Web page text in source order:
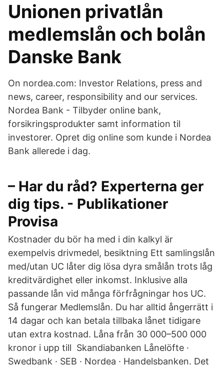
Unionen privatlån
medlemslån och bolån
Danske Bank
On nordea.com: Investor Relations, press and
news, career, responsibility and our services.
Nordea Bank - Tilbyder online bank,
forsikringsprodukter samt information til
investorer. Opret dig online som kunde i Nordea
Bank allerede i dag.
– Har du råd? Experterna ger
dig tips. - Publikationer
Provisa
Kostnader du bör ha med i din kalkyl är
exempelvis drivmedel, besiktning Ett samlingslån
med/utan UC låter dig lösa dyra smålån trots låg
kreditvärdighet eller inkomst. Inklusive alla
passande lån vid många förfrågningar hos UC.
Så fungerar Medlemslån. Du har alltid ångerrätt i
14 dagar och kan betala tillbaka lånet tidigare
utan extra kostnad. Låna från 30 000–500 000
kronor i upp till Skandiabanken Lånelöfte ·
Swedbank · SEB · Nordea · Handelsbanken. Det